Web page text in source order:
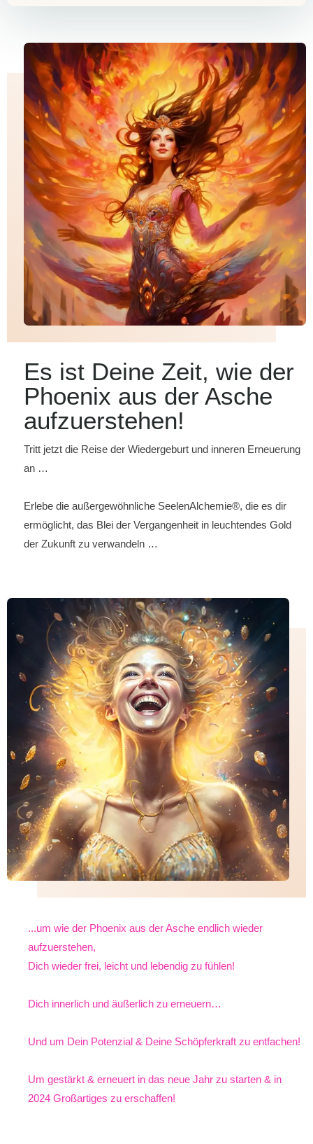
Es ist Deine Zeit, wie der
Phoenix aus der Asche
aufzuerstehen!
Tritt jetzt die Reise der Wiedergeburt und inneren Erneuerung
an …
Erlebe die außergewöhnliche SeelenAlchemie®, die es dir
ermöglicht, das Blei der Vergangenheit in leuchtendes Gold
der Zukunft zu verwandeln …
...um wie der Phoenix aus der Asche endlich wieder
aufzuerstehen,
Dich wieder frei, leicht und lebendig zu fühlen!
Dich innerlich und äußerlich zu erneuern…
Und um Dein Potenzial & Deine Schöpferkraft zu entfachen!
Um gestärkt & erneuert in das neue Jahr zu starten & in
2024 Großartiges zu erschaffen!